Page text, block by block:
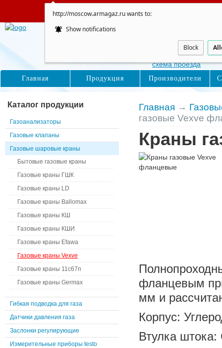
http://moscow.armagaz.ru wants to:
Show notifications
Block
Сайт не
Главная →
газовые Vexve
Краны
фланцевым
мм и
Корпус:
Втулка штока:
Каталог продукции
Газоанализаторы
Газовые клапаны
Газовые шаровые краны
Бытовые газовые краны
Газовые краны ГШК
Газовые краны LD
Газовые краны Ballomax
Газовые краны КШ
Газовые краны КШИ
Газовые краны Efawa
Газовые краны Vexve
Газовые краны 11с67п
Газовые краны Germax
Гибкая подводка для газа
Датчики давления газа
Заслонки регулирующие
Измерительные приборы testo
Восточная, д. 16с1
схема проезда
Главная Продукция Производители